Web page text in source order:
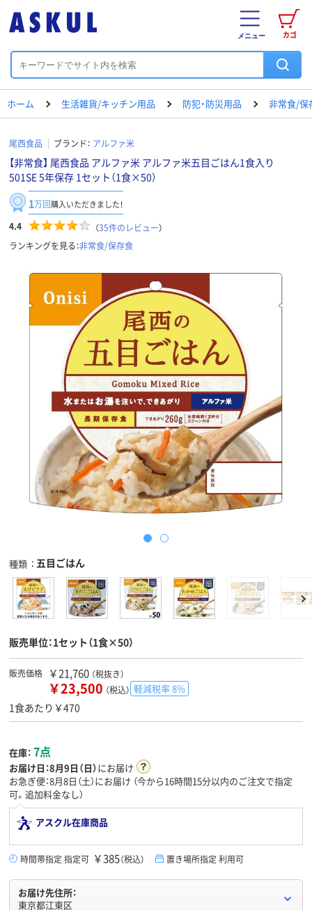
カゴ
メニュー
ホーム 生活雑貨/キッチン用品 防犯・防災用品 非常食/保
尾西食品 ブランド： アルファ米
【非常食】 尾西食品 アルファ米 アルファ米五目ごはん1食入り
501SE 5年保存 1セット（1食×50）
1万回購入いただきました！
4.4 （35件のレビュー）
ランキングを見る：非常食/保存食
種類 五目ごはん
販売単位：1セット（1食×50）
販売価格 ￥21,760 （税抜き）
￥23,500 （税込） 軽減税率 8%
1食あたり￥470
在庫： 7点
お届け日：8月9日（日）にお届け
お急ぎ便：8月8日（土）にお届け （今から16時間15分以内のご注文で指定
可。追加料金なし）
アスクル在庫商品
時間帯指定 指定可 ￥385（税込） 置き場所指定 利用可
お届け先住所：
東京都江東区